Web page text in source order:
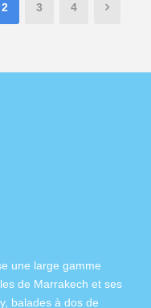
2 3 4
une large gamme
de Marrakech et ses
, balades à dos de